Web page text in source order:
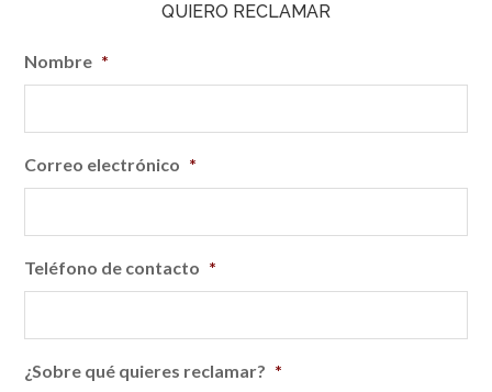
QUIERO RECLAMAR
Nombre *
Correo electrónico *
Teléfono de contacto *
¿Sobre qué quieres reclamar? *